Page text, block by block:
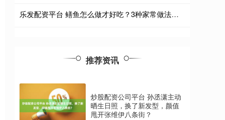
乐发配资平台 鳝鱼怎么做才好吃？3种家常做法，鲜嫩不腥，下饭又解馋
推荐资讯
炒股配资公司平台 孙丞潇主动
晒生日照，换了新发型，颜值
甩开张维伊八条街？